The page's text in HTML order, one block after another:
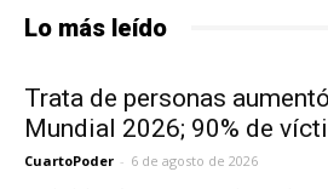
Lo más leído
Trata de personas
Mundial 2026; 90% de
CuartoPoder - 6 de agosto de 2026